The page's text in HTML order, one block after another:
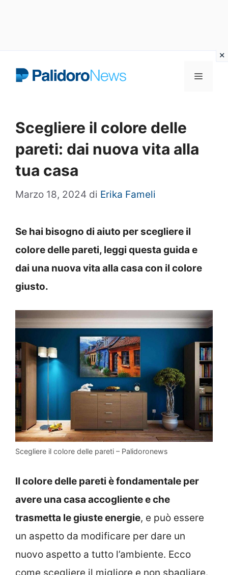
Menu
Scegliere il colore delle
pareti: dai nuova vita alla
tua casa
Marzo 18, 2024 di Erika Fameli
Se hai bisogno di aiuto per scegliere il
colore delle pareti, leggi questa guida e
dai una nuova vita alla casa con il colore
giusto.
Scegliere il colore delle pareti – Palidoronews
Il colore delle pareti è fondamentale per
avere una casa accogliente e che
trasmetta le giuste energie, e può essere
un aspetto da modificare per dare un
nuovo aspetto a tutto l’ambiente. Ecco